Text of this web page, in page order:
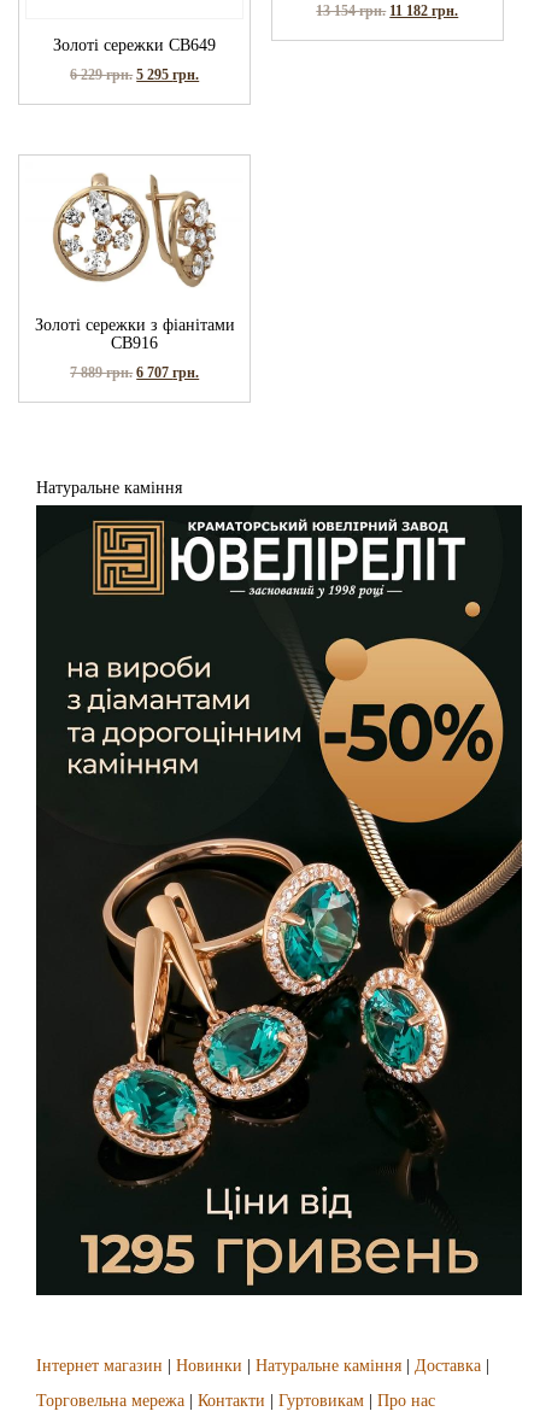
Золоті сережки СВ649
6 229грн. 5 295грн.
13 154грн. 11 182грн.
Золоті сережки з фіанітами
СВ916
7 889грн. 6 707грн.
Натуральне каміння
Інтернет магазин Новинки Натуральне каміння Доставка
Торговельна мережа
Контакти Гуртовикам Про нас